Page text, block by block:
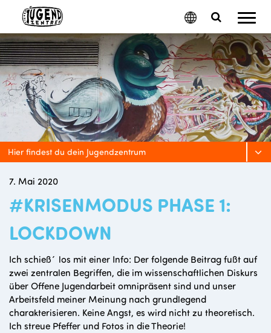
Menu
Toggle
Search
Google
Translate
Hier findest du dein Jugendzentrum
7. Mai 2020
#KRISENMODUS PHASE 1:
LOCKDOWN
Ich schieß´ los mit einer Info: Der folgende Beitrag fußt auf
zwei zentralen Begriffen, die im wissenschaftlichen Diskurs
über Offene Jugendarbeit omnipräsent sind und unser
Arbeitsfeld meiner Meinung nach grundlegend
charakterisieren. Keine Angst, es wird nicht zu theoretisch.
Ich streue Pfeffer und Fotos in die Theorie!